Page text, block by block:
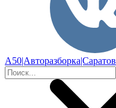
А50|Авторазборка|Саратов